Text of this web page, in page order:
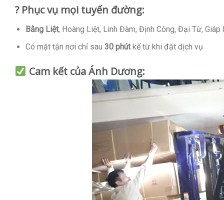
? Phục vụ mọi tuyến đường:
Bằng Liệt, Hoàng Liệt, Linh Đàm, Định Công, Đại Từ, Giáp
Có mặt tận nơi chỉ sau 30 phútkể từ khi đặt dịch vụ
Cam kết của Ánh Dương: